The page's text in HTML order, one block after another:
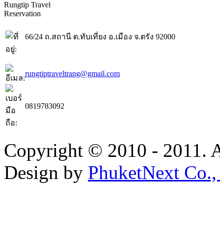
Rungtip Travel
Reservation
66/24 ถ.สถานี ต.ทับเที่ยง อ.เมือง จ.ตรัง 92000
rungtiptraveltrang@gmail.com
0819783092
Copyright © 2010 - 2011.
Design by PhuketNext